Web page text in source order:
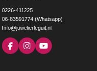
0226-411225
06-83591774 (Whatsapp)
Info@juwelierleguit.nl
F
a
I
n
Y
o